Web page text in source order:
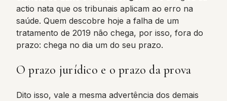
actio nata que os tribunais aplicam ao erro na
saúde. Quem descobre hoje a falha de um
tratamento de 2019 não chega, por isso, fora do
prazo: chega no dia um do seu prazo.
O prazo jurídico e o prazo da prova
Dito isso, vale a mesma advertência dos demais